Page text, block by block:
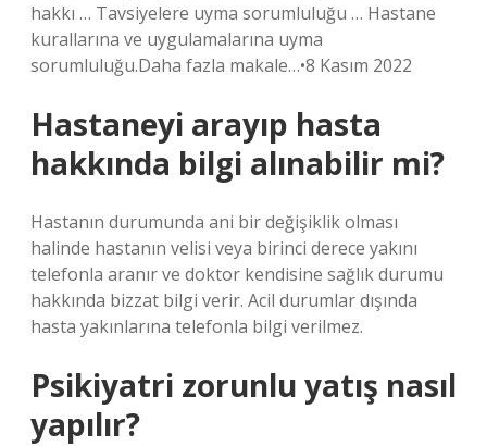
hakkı … Tavsiyelere uyma sorumluluğu … Hastane
kurallarına ve uygulamalarına uyma
sorumluluğu.Daha fazla makale…•8 Kasım 2022
Hastaneyi arayıp hasta
hakkında bilgi alınabilir mi?
Hastanın durumunda ani bir değişiklik olması
halinde hastanın velisi veya birinci derece yakını
telefonla aranır ve doktor kendisine sağlık durumu
hakkında bizzat bilgi verir. Acil durumlar dışında
hasta yakınlarına telefonla bilgi verilmez.
Psikiyatri zorunlu yatış nasıl
yapılır?